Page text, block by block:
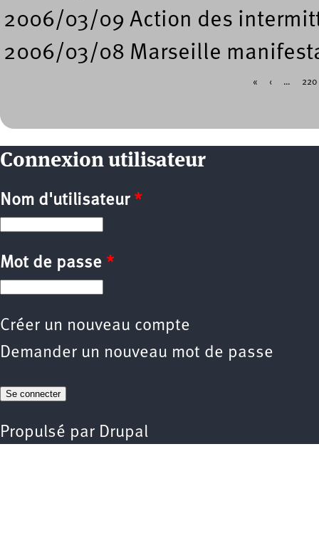
2006/03/09 Action des
2006/03/08 Marseille
« ‹ … 220
Connexion utilisateur
Nom d'utilisateur *
Mot de passe *
Créer un nouveau compte
Demander un nouveau mot de passe
Propulsé par Drupal